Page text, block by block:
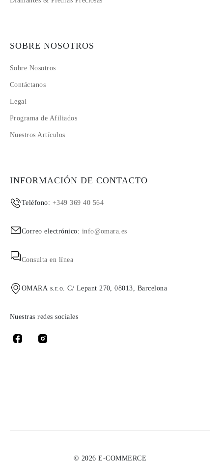
SOBRE NOSOTROS
Sobre Nosotros
Contáctanos
Legal
Programa de Afiliados
Nuestros Artículos
INFORMACIÓN DE CONTACTO
Teléfono: +349 369 40 564
Correo electrónico: info@omara.es
Consulta en línea
OMARA s.r.o. C/ Lepant 270, 08013, Barcelona
Nuestras redes sociales
© 2026 E-COMMERCE